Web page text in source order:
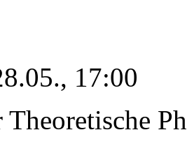
17:00
Theoretische